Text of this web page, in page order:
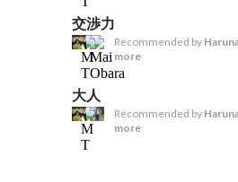
交渉力
Recommended by
more
大人
Recommended by
more